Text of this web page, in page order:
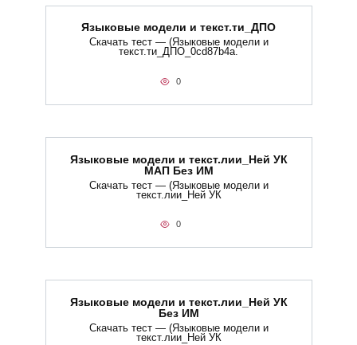
Языковые модели и текст.ти_ДПО
Скачать тест — (Языковые модели и
текст.ти_ДПО_0cd87b4a.
0
Языковые модели и текст.лии_Ней УК
МАП Без ИМ
Скачать тест — (Языковые модели и
текст.лии_Ней УК
0
Языковые модели и текст.лии_Ней УК
Без ИМ
Скачать тест — (Языковые модели и
текст.лии_Ней УК